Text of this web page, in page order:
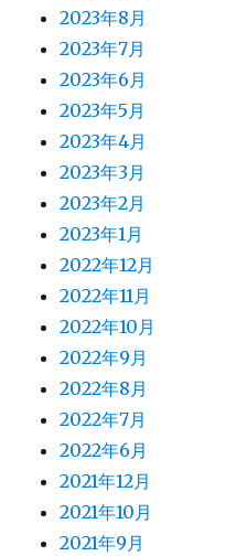
2023年8月
2023年7月
2023年6月
2023年5月
2023年4月
2023年3月
2023年2月
2023年1月
2022年12月
2022年11月
2022年10月
2022年9月
2022年8月
2022年7月
2022年6月
2021年12月
2021年10月
2021年9月